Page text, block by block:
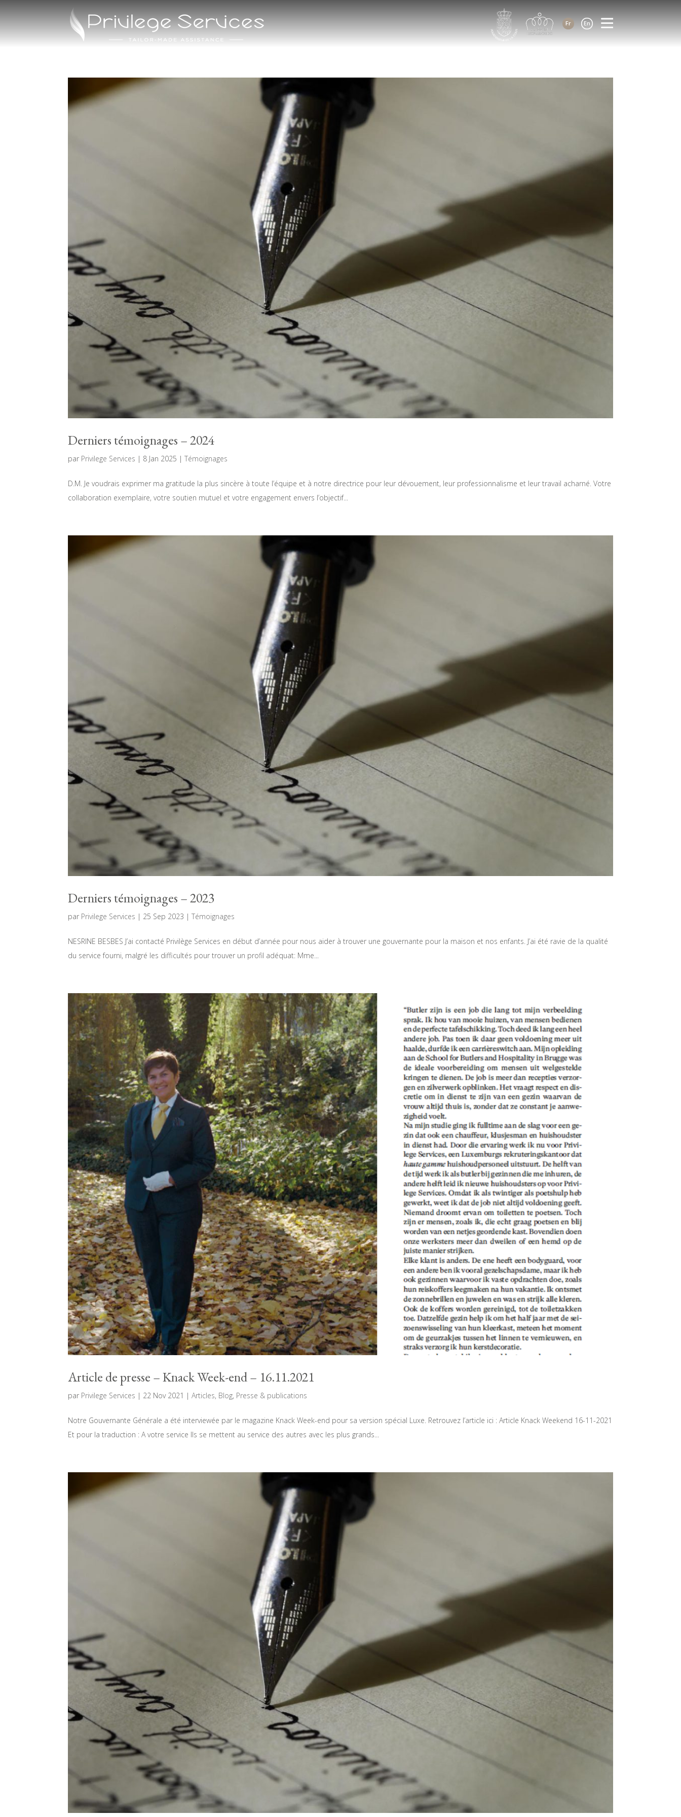
Fr En
Derniers témoignages – 2024
par Privilege Services | 8 Jan 2025 |Témoignages
D.M. Je voudrais exprimer ma gratitude la plus sincère à toute l’équipe et à notre directrice pour leur dévouement, leur professionnalisme et leur travail acharné. Votre
collaboration exemplaire, votre soutien mutuel et votre engagement envers l’objectif...
Derniers témoignages – 2023
par Privilege Services | 25 Sep 2023 |Témoignages
NESRINE BESBES J’ai contacté Privilège Services en début d’année pour nous aider à trouver une gouvernante pour la maison et nos enfants. J’ai été ravie de la qualité
du service fourni, malgré les difficultés pour trouver un profil adéquat: Mme...
Article de presse – Knack Week-end – 16.11.2021
par Privilege Services | 22 Nov 2021 |Articles, Blog, Presse & publications
Notre Gouvernante Générale a été interviewée par le magazine Knack Week-end pour sa version spécial Luxe. Retrouvez l’article ici : Article Knack Weekend 16-11-2021
Et pour la traduction : A votre service Ils se mettent au service des autres avec les plus grands...